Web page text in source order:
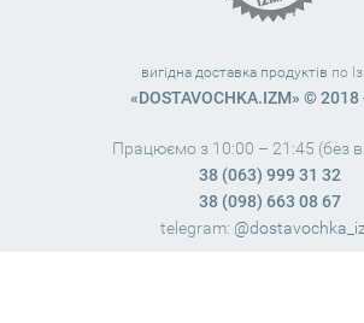
вигідна доставка продуктів по
«DOSTAVOCHKA.IZM» © 2018
Працюємо з 10:00 – 21:45 (без
38 (063) 999 31 32
38 (098) 663 08 67
telegram: